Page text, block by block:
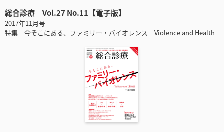
総合診療 Vol.27 No.11【電子版】
2017年11月号
特集 今そこにある、ファミリー・バイオレンス Violence and Health